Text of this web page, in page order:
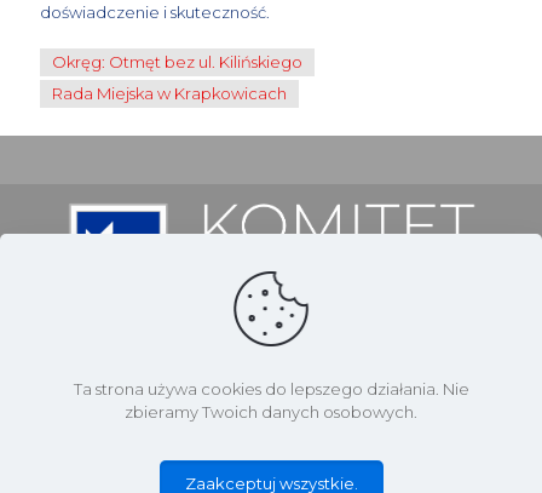
doświadczenie i skuteczność.
Okręg: Otmęt bez ul. Kilińskiego
Rada Miejska w Krapkowicach
Finansowane ze środków KWW Macieja Sonika.
Starosta Krapkowicki Maciej Sonik
Ta strona używa cookies do lepszego działania. Nie
zbieramy Twoich danych osobowych.
Zaakceptuj wszystkie.